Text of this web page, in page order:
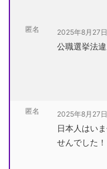
匿名 2025年8月27
公職選挙法
匿名 2025年8月27
日本人はい
せんでした！